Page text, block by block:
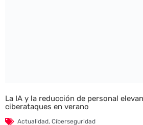
La IA y la reducción de personal
ciberataques en verano
Actualidad, Ciberseguridad